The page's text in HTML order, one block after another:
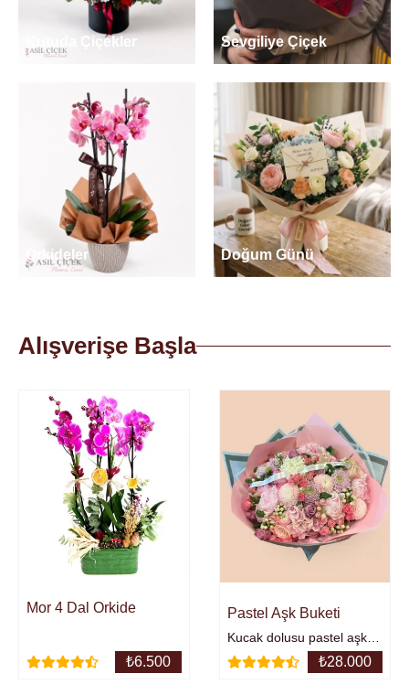
Kutuda Çiçekler Sevgiliye Çiçek
Orkideler Doğum Günü
Alışverişe Başla
Mor 4 Dal Orkide
₺6.500
Pastel Aşk Buketi
Kucak dolusu pastel aşk
buketi;Renkli şakayıklar,
racunculus, renkli gül ve
₺28.000